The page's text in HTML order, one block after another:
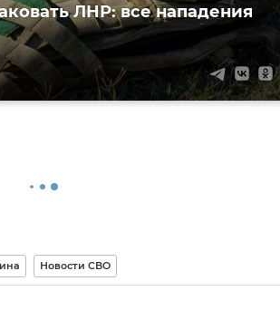
ЛНР: все нападения
Новости СВО